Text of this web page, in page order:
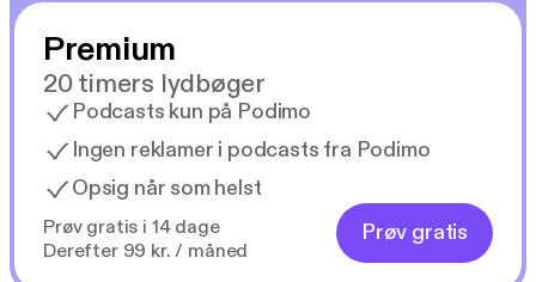
Premium
20 timers lydbøger
Podcasts kun på Podimo
Ingen reklamer i podcasts fra Podimo
Opsig når som helst
Prøv gratis i 14 dage
Derefter 99 kr. / måned
Prøv gratis